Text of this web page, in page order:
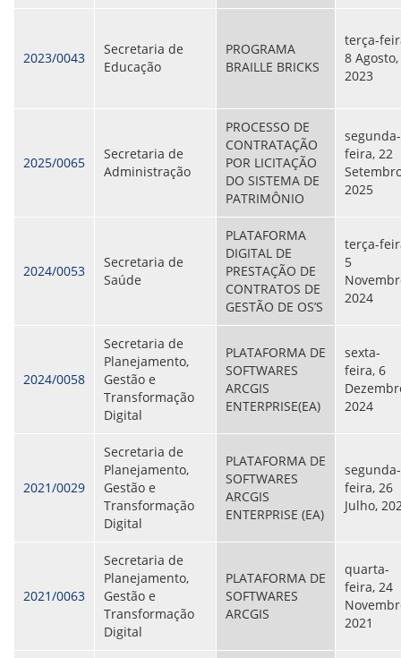
ATAS E RESOLUÇÕES DO CONSELHO FISCAL
ATAS DO CONSADE
CHAMAMENTOS PÚBLICOS
CONTATO
2023/0043
Secretaria de
Educação
PROGRAMA
BRAILLE BRICKS
terça-
8 Agosto,
2023
2025/0065
Secretaria de
Administração
PROCESSO DE
CONTRATAÇÃO
POR LICITAÇÃO
DO SISTEMA DE
PATRIMÔNIO
segunda-
feira, 22
2025
2024/0053
Secretaria de
Saúde
PLATAFORMA
DIGITAL DE
PRESTAÇÃO DE
CONTRATOS DE
GESTÃO DE OS’S
terça-
5
2024
2024/0058
Secretaria de
Planejamento,
Gestão e
Transformação
Digital
PLATAFORMA DE
SOFTWARES
ARCGIS
ENTERPRISE(EA)
sexta-
feira, 6
2024
2021/0029
Secretaria de
Planejamento,
Gestão e
Transformação
Digital
PLATAFORMA DE
SOFTWARES
ARCGIS
ENTERPRISE (EA)
segunda-
feira, 26
Julho,
2021/0063
Secretaria de
Planejamento,
Gestão e
Transformação
Digital
PLATAFORMA DE
SOFTWARES
ARCGIS
quarta-
feira, 24
2021